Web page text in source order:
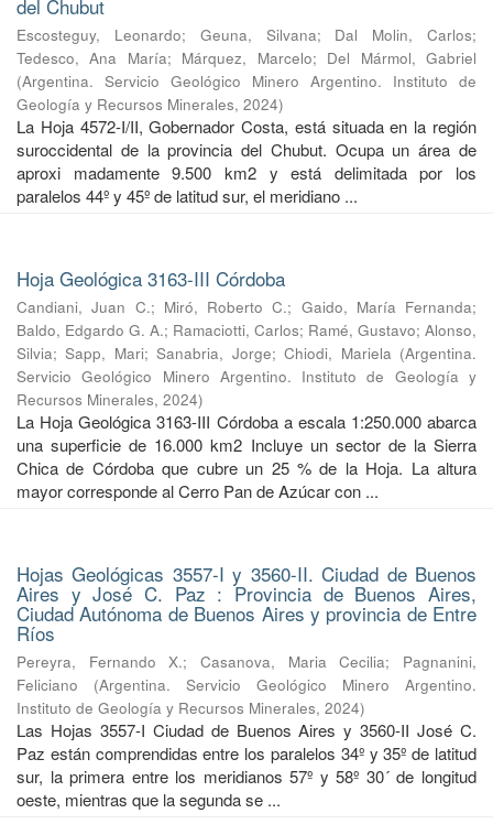
del Chubut
Escosteguy, Leonardo; Geuna, Silvana; Dal Molin, Carlos;
Tedesco, Ana María; Márquez, Marcelo; Del Mármol, Gabriel
(Argentina. Servicio Geológico Minero Argentino. Instituto de
Geología y Recursos Minerales, 2024)
La Hoja 4572-I/II, Gobernador Costa, está situada en la región
suroccidental de la provincia del Chubut. Ocupa un área de
aproxi madamente 9.500 km2 y está delimitada por los
paralelos 44º y 45º de latitud sur, el meridiano ...
Hoja Geológica 3163-III Córdoba
Candiani, Juan C.; Miró, Roberto C.; Gaido, María Fernanda;
Baldo, Edgardo G. A.; Ramaciotti, Carlos; Ramé, Gustavo; Alonso,
Silvia;Sapp, Mari;Sanabria, Jorge;Chiodi, Mariela (Argentina.
Servicio Geológico Minero Argentino. Instituto de Geología y
Recursos Minerales, 2024)
La Hoja Geológica 3163-III Córdoba a escala 1:250.000 abarca
una superficie de 16.000 km2 Incluye un sector de la Sierra
Chica de Córdoba que cubre un 25 % de la Hoja. La altura
mayor corresponde al Cerro Pan de Azúcar con ...
Hojas Geológicas 3557-I y 3560-II. Ciudad de Buenos
Aires y José C. Paz : Provincia de Buenos Aires,
Ciudad Autónoma de Buenos Aires y provincia de Entre
Ríos
Pereyra, Fernando X.;Casanova, Maria Cecilia; Pagnanini,
Feliciano
(Argentina. Servicio Geológico Minero Argentino.
Instituto de Geología y Recursos Minerales, 2024)
Las Hojas 3557-I Ciudad de Buenos Aires y 3560-II José C.
Paz están comprendidas entre los paralelos 34º y 35º de latitud
sur, la primera entre los meridianos 57º y 58º 30´ de longitud
oeste, mientras que la segunda se ...